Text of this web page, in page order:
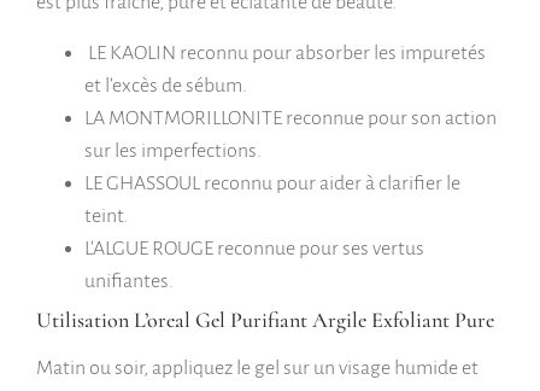
LE KAOLIN reconnu pour absorber les impuretés
et l’excès de sébum.
LA MONTMORILLONITE reconnue pour son action
sur les imperfections.
LE GHASSOUL reconnu pour aider à clarifier le
teint.
L’ALGUE ROUGE reconnue pour ses vertus
unifiantes.
Utilisation L’oreal Gel Purifiant Argile Exfoliant Pure
Matin ou soir, appliquez le gel sur un visage humide et